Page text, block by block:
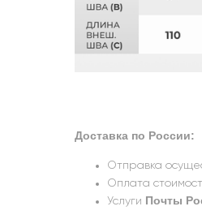
Доставка по России:
Отправка
Оплата
Услуги Почты